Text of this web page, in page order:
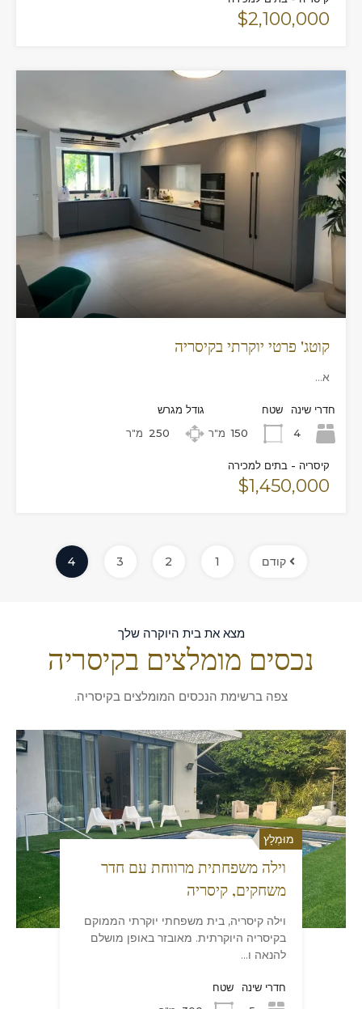
$2,100,000
קוטג' פרטי יוקרתי בקיסריה
א…
חדרי שינה
4
שטח
150 מ"ר
גודל מגרש
250 מ"ר
קיסריה - בתים למכירה
$1,450,000
קודם 1
2
3
4
מצא את בית היוקרה שלך
נכסים מומלצים בקיסריה
צפה ברשימת הנכסים המומלצים בקיסריה.
מוּמְלָץ
וילה משפחתית מרווחת עם חדר
משחקים, קיסריה
וילה קיסריה, בית משפחתי יוקרתי הממוקם
בקיסריה היוקרתית. מאובזר באופן מושלם
להנאה ו...
חדרי שינה
שטח
מוּמְלָץ
אחוזת גולף ים-תיכונית אלגנטית
מוּמְלָץ
בית מקסים בשכונת יוקרה בקיסריה
חדרי שינה